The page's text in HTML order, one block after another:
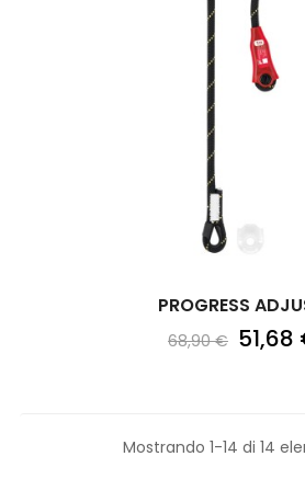
PROGRESS
68,90 € 51,68
Mostrando 1-14 di 14